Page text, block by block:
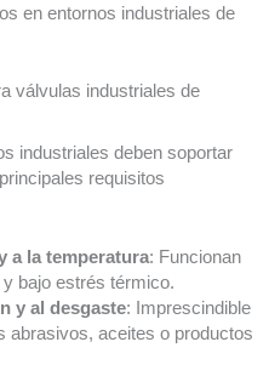
en entornos industriales de
válvulas industriales de
industriales deben soportar
requisitos
a la temperatura: Funcionan
bajo estrés térmico.
y al desgaste: Imprescindible
abrasivos, aceites o productos